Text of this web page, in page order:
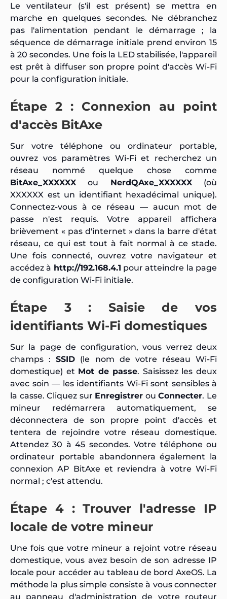
Le ventilateur (s'il est présent) se mettra en
marche en quelques secondes. Ne débranchez
pas l'alimentation pendant le démarrage ; la
séquence de démarrage initiale prend environ 15
à 20 secondes. Une fois la LED stabilisée, l'appareil
est prêt à diffuser son propre point d'accès Wi-Fi
pour la configuration initiale.
Étape 2 : Connexion au point
d'accès BitAxe
Sur votre téléphone ou ordinateur portable,
ouvrez vos paramètres Wi-Fi et recherchez un
réseau nommé quelque chose comme
BitAxe_XXXXXX ou NerdQAxe_XXXXXX(où
XXXXXX est un identifiant hexadécimal unique).
Connectez-vous à ce réseau — aucun mot de
passe n'est requis. Votre appareil affichera
brièvement « pas d'internet » dans la barre d'état
réseau, ce qui est tout à fait normal à ce stade.
Une fois connecté, ouvrez votre navigateur et
accédez à http://192.168.4.1 pour atteindre la page
de configuration Wi-Fi initiale.
Étape 3 : Saisie de vos
identifiants Wi-Fi domestiques
Sur la page de configuration, vous verrez deux
champs :SSID (le nom de votre réseau Wi-Fi
domestique) et Mot de passe. Saisissez les deux
avec soin — les identifiants Wi-Fi sont sensibles à
la casse. Cliquez sur Enregistrer ouConnecter. Le
mineur redémarrera automatiquement, se
déconnectera de son propre point d'accès et
tentera de rejoindre votre réseau domestique.
Attendez 30 à 45 secondes. Votre téléphone ou
ordinateur portable abandonnera également la
connexion AP BitAxe et reviendra à votre Wi-Fi
normal ; c'est attendu.
Étape 4 : Trouver l'adresse IP
locale de votre mineur
Une fois que votre mineur a rejoint votre réseau
domestique, vous avez besoin de son adresse IP
locale pour accéder au tableau de bord AxeOS. La
méthode la plus simple consiste à vous connecter
au panneau d'administration de votre routeur